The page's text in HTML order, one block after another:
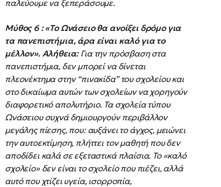
παλεύουμε να ξεπεράσουμε.
Μύθος 6 : «Το Ωνάσειο θα ανοίξει δρόμο για
τα πανεπιστήμια, άρα είναι καλό για το
μέλλον». Αλήθεια:Για την πρόσβαση στα
πανεπιστήμια, δεν μπορεί να δίνεται
πλεονέκτημα στην “πινακίδα” του σχολείου και
στο δικαίωμα αυτών των σχολείων να χορηγούν
διαφορετικό απολυτήριο. Τα σχολεία τύπου
Ωνάσειου συχνά δημιουργούν περιβάλλον
μεγάλης πίεσης, που: αυξάνει το άγχος, μειώνει
την αυτοεκτίμηση, πλήττει τον μαθητή που δεν
αποδίδει καλά σε εξεταστικά πλαίσια. Το «καλό
σχολείο» δεν είναι το σχολείο που πιέζει, αλλά
αυτό που χτίζει υγεία, ισορροπία,